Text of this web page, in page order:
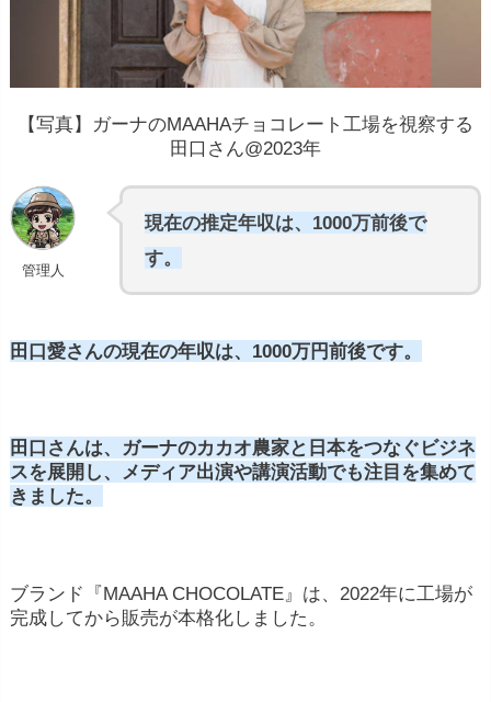
【写真】ガーナのMAAHAチョコレート工場を視察する
田口さん@2023年
管理人
現在の推定年収は、1000万前後で
す。
田口愛さんの現在の年収は、1000万円前後です。
田口さんは、ガーナのカカオ農家と日本をつなぐビジネ
スを展開し、メディア出演や講演活動でも注目を集めて
きました。
ブランド『MAAHA CHOCOLATE』は、2022年に工場が
完成してから販売が本格化しました。